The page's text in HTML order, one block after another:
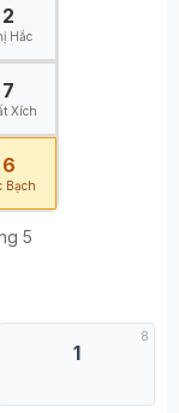
2
Hắc
7
Xích
6
Bạch
5
8
1